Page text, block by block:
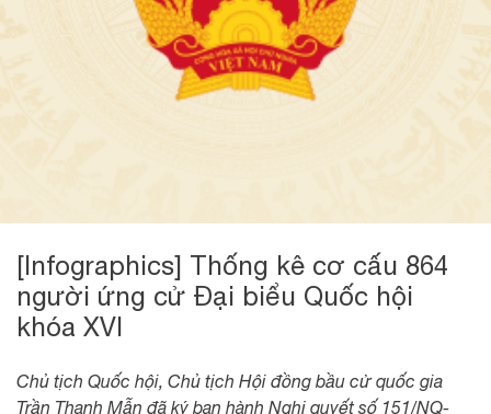
[Infographics] Thống kê cơ cấu 864
người ứng cử Đại biểu Quốc hội
khóa XVI
Chủ tịch Quốc hội, Chủ tịch Hội đồng bầu cử quốc gia
Trần Thanh Mẫn đã ký ban hành Nghị quyết số 151/NQ-